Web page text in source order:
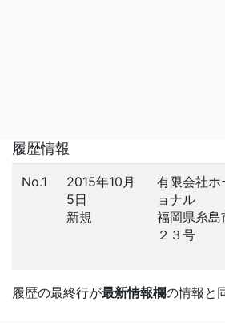
履歴情報
No.1
2015年10月
5日
新規
有限会社ホ
ョナル
福岡県糸島
２３号
履歴の最終行が最新情報欄の情報と